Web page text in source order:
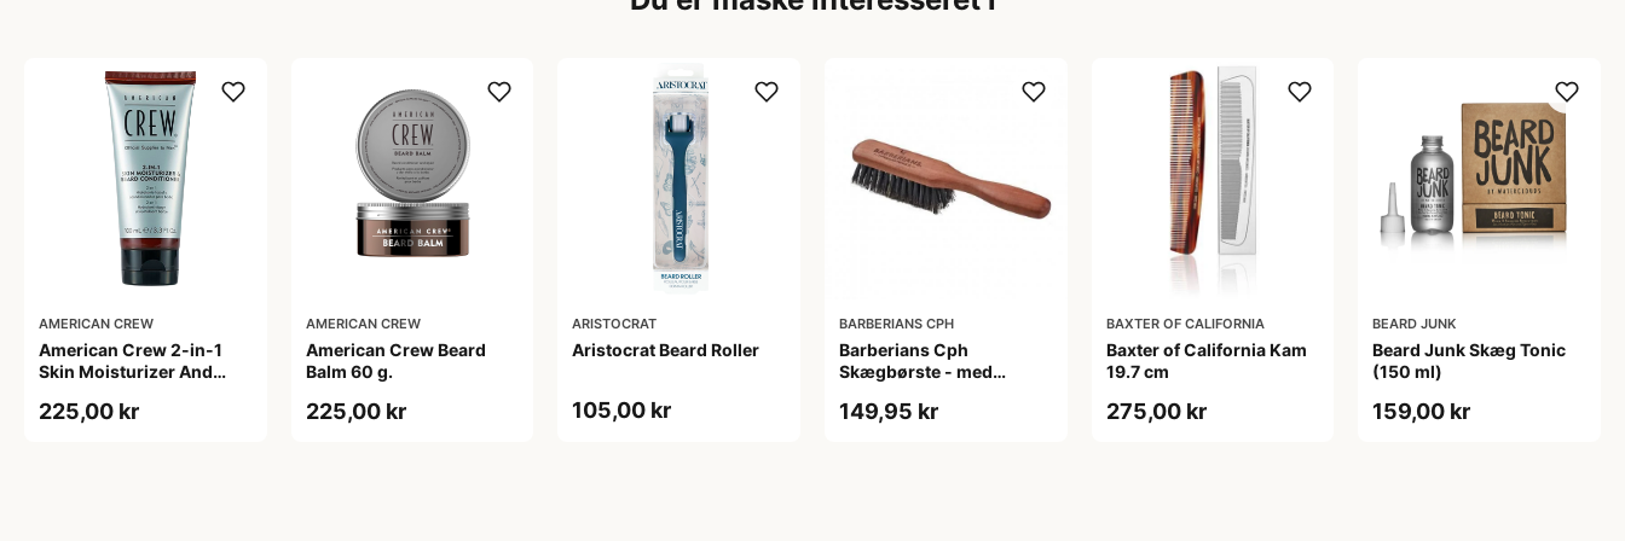
AMERICAN CREW
American Crew 2-in-1
Skin Moisturizer And
ml)
225,00 kr
AMERICAN CREW
American Crew Beard
Balm 60 g.
225,00 kr
ARISTOCRAT
Aristocrat Beard Roller
105,00 kr
BARBERIANS CPH
Barberians Cph
Skægbørste - med
149,95 kr
BAXTER OF CALIFORNIA
Baxter of California Kam
19.7 cm
275,00 kr
BEARD JUNK
Beard Junk Skæg Tonic
(150 ml)
159,00 kr